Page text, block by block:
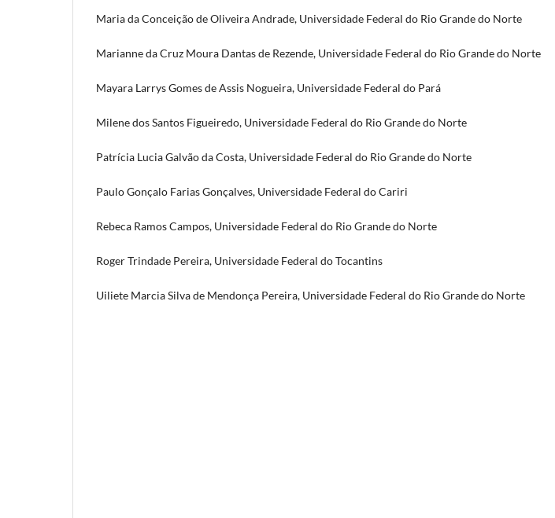
Maria da Conceição de Oliveira Andrade, Universidade Federal do Rio Grande do Norte
Marianne da Cruz Moura Dantas de Rezende, Universidade Federal do Rio Grande do Norte
Mayara Larrys Gomes de Assis Nogueira, Universidade Federal do Pará
Milene dos Santos Figueiredo, Universidade Federal do Rio Grande do Norte
Patrícia Lucia Galvão da Costa, Universidade Federal do Rio Grande do Norte
Paulo Gonçalo Farias Gonçalves, Universidade Federal do Cariri
Rebeca Ramos Campos, Universidade Federal do Rio Grande do Norte
Roger Trindade Pereira, Universidade Federal do Tocantins
Uiliete Marcia Silva de Mendonça Pereira, Universidade Federal do Rio Grande do Norte